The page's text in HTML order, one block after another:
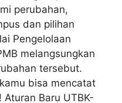
perubahan,
dan pilihan
Pengelolaan
melangsungkan
tersebut.
bisa mencatat
Baru UTBK-